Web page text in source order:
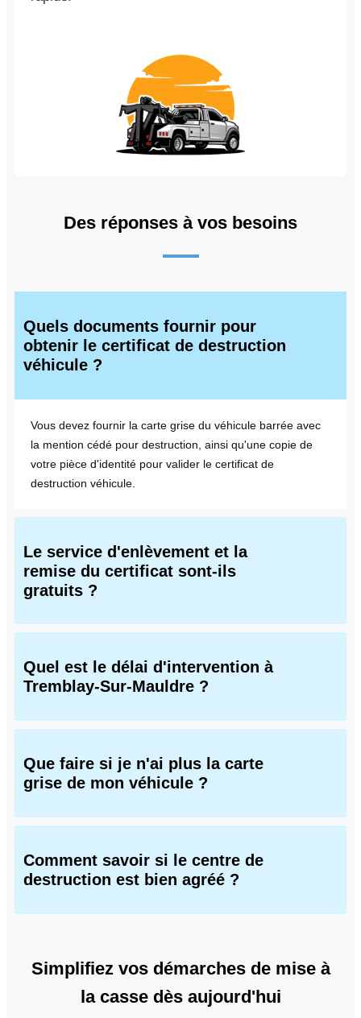
Des réponses à vos besoins
Quels documents fournir pour
obtenir le certificat de destruction
véhicule ?
Vous devez fournir la carte grise du véhicule barrée avec
la mention cédé pour destruction, ainsi qu'une copie de
votre pièce d'identité pour valider le certificat de
destruction véhicule.
Le service d'enlèvement et la
remise du certificat sont-ils
gratuits ?
Quel est le délai d'intervention à
Tremblay-Sur-Mauldre ?
Que faire si je n'ai plus la carte
grise de mon véhicule ?
Comment savoir si le centre de
destruction est bien agréé ?
Simplifiez vos démarches de mise à
la casse dès aujourd'hui